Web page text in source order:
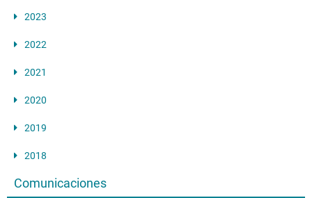
2023
2022
2021
2020
2019
2018
Comunicaciones